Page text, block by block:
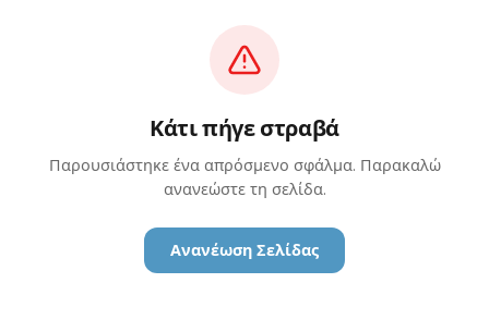
Κάτι πήγε στραβά
Παρουσιάστηκε ένα απρόσμενο σφάλμα. Παρακαλώ
ανανεώστε τη σελίδα.
Ανανέωση Σελίδας